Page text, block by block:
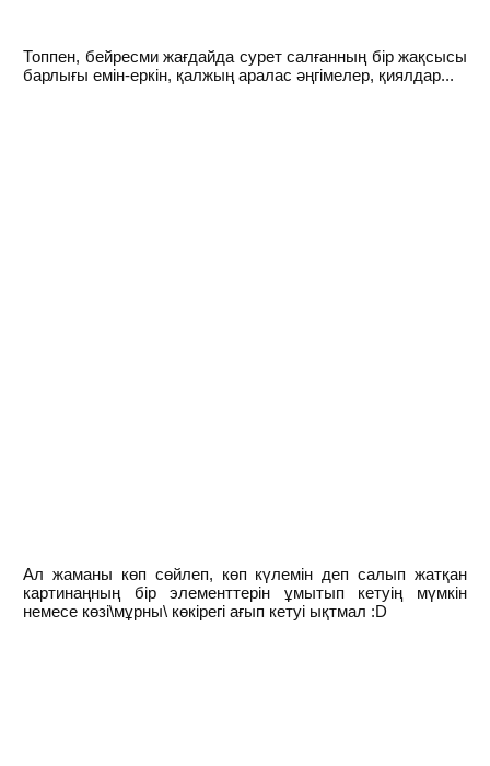
Топпен, бейресми жағдайда сурет салғанның бір жақсысы
барлығы емін-еркін, қалжың аралас әңгімелер, қиялдар...
Ал жаманы көп сөйлеп, көп күлемін деп салып жатқан
картинаңның бір элементтерін ұмытып кетуің мүмкін
немесе көзі\мұрны\ көкірегі ағып кетуі ықтмал :D